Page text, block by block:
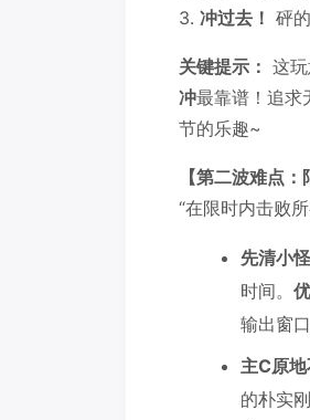
3. 冲过去！ 砰
关键提示： 这
冲最靠谱！追求
节的乐趣~
【第二波难点
“在限时内击败
先清小
时间。
输出窗口
主C原地
的朴实